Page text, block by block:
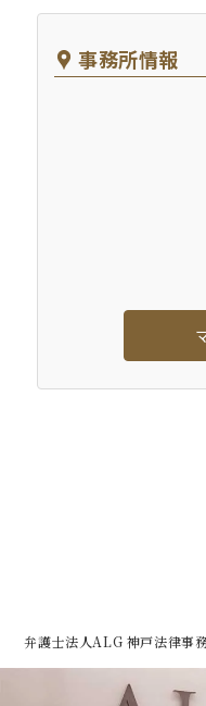
事務所情報
弁護士法人ALG 神戸法律事